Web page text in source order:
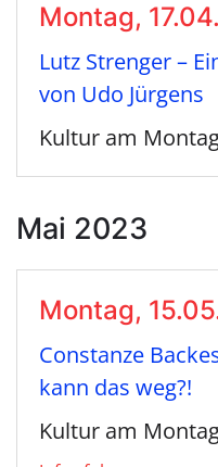
Montag,
Lutz Strenger –
von Udo Jürgens
Kultur am
Mai 2023
Montag,
Constanze
kann das weg?!
Kultur am